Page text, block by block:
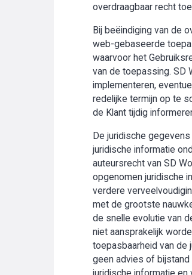
overdraagbaar recht
Bij beëindiging van de
web-gebaseerde
waarvoor het
van de toepassing. SD
implementeren,
redelijke termijn op te
de Klant tijdig
De juridische
juridische informatie
auteursrecht van SD
opgenomen juridische
verdere
met de grootste
de snelle evolutie van
niet aansprakelijk
toepasbaarheid van de
geen advies of